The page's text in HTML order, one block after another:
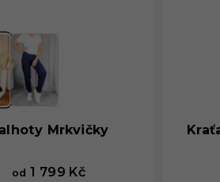
Mrkvičky
od 1 799 Kč